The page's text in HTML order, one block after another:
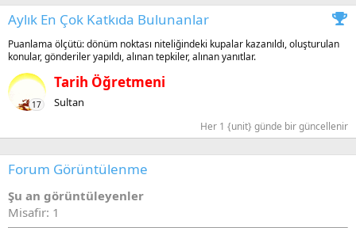
Aylık En Çok Katkıda Bulunanlar
Puanlama ölçütü: dönüm noktası niteliğindeki kupalar kazanıldı, oluşturulan
konular, gönderiler yapıldı, alınan tepkiler, alınan yanıtlar.
17
Tarih Öğretmeni
Sultan
Her 1 {unit} günde bir güncellenir
Forum Görüntülenme
Şu an görüntüleyenler
Misafir: 1